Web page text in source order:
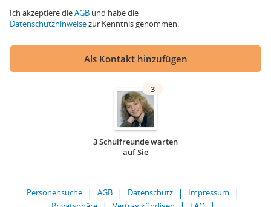
Ich akzeptiere dieAGB und habe die
Datenschutzhinweisezur Kenntnis genommen.
Als Kontakt hinzufügen
3
3 Schulfreunde warten
auf Sie
Personensuche AGB Datenschutz
Impressum